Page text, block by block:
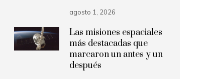
agosto 1, 2026
Las misiones espaciales
más destacadas que
marcaron un antes y un
después